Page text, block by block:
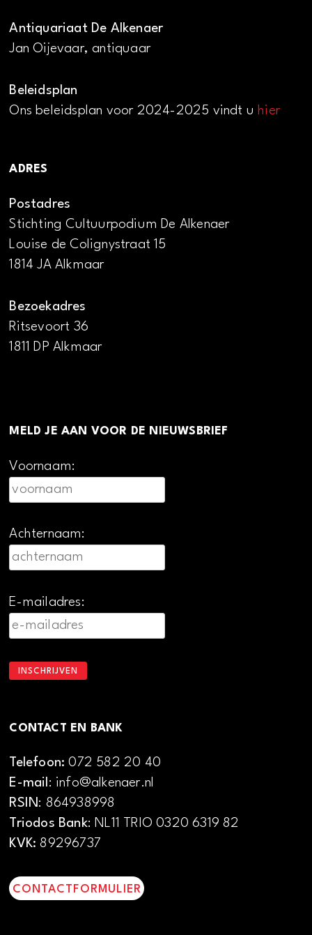
Antiquariaat De Alkenaer
Jan Oijevaar, antiquaar
Beleidsplan
Ons beleidsplan voor 2024-2025 vindt uhier
ADRES
Postadres
Stichting Cultuurpodium De Alkenaer
Louise de Colignystraat 15
1814 JA Alkmaar
Bezoekadres
Ritsevoort 36
1811 DP Alkmaar
MELD JE AAN VOOR DE NIEUWSBRIEF
Voornaam:
Achternaam:
E-mailadres:
CONTACT EN BANK
Telefoon:072 582 20 40
E-mail: info@alkenaer.nl
RSIN: 864938998
Triodos Bank: NL11 TRIO 0320 6319 82
KVK: 89296737
CONTACTFORMULIER